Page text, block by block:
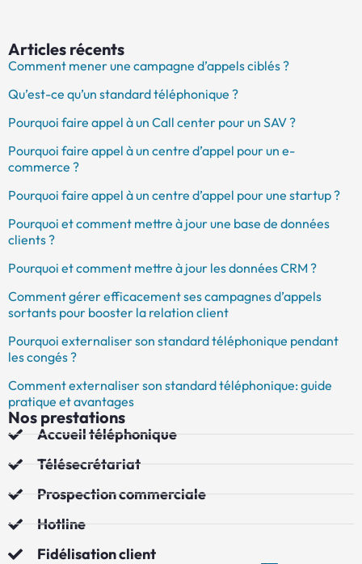
Articles récents
Comment mener une campagne d’appels ciblés ?
Qu’est-ce qu’un standard téléphonique ?
Pourquoi faire appel à un Call center pour un SAV ?
Pourquoi faire appel à un centre d’appel pour un e-
commerce ?
Pourquoi faire appel à un centre d’appel pour une startup ?
Pourquoi et comment mettre à jour une base de données
clients ?
Pourquoi et comment mettre à jour les données CRM ?
Comment gérer efficacement ses campagnes d’appels
sortants pour booster la relation client
Pourquoi externaliser son standard téléphonique pendant
les congés ?
Comment externaliser son standard téléphonique: guide
pratique et avantages
Nos prestations
Accueil téléphonique
Télésecrétariat
Prospection commerciale
Hotline
Fidélisation client